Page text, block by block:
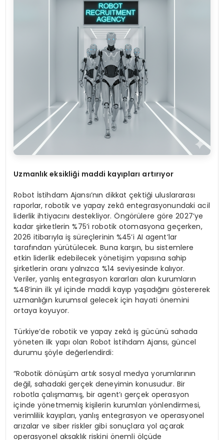
Uzmanlık eksikliği maddi kayıpları artırıyor
Robot İstihdam Ajansı’nın dikkat çektiği uluslararası
raporlar, robotik ve yapay zekâ entegrasyonundaki acil
liderlik ihtiyacını destekliyor. Öngörülere göre 2027’ye
kadar şirketlerin %75’i robotik otomasyona geçerken,
2026 itibarıyla iş süreçlerinin %45’i AI agent’lar
tarafından yürütülecek. Buna karşın, bu sistemlere
etkin liderlik edebilecek yönetişim yapısına sahip
şirketlerin oranı yalnızca %14 seviyesinde kalıyor.
Veriler, yanlış entegrasyon kararları alan kurumların
%48’inin ilk yıl içinde maddi kayıp yaşadığını göstererek
uzmanlığın kurumsal gelecek için hayati önemini
ortaya koyuyor.
Türkiye’de robotik ve yapay zekâ iş gücünü sahada
yöneten ilk yapı olan Robot İstihdam Ajansı, güncel
durumu şöyle değerlendirdi:
“Robotik dönüşüm artık sosyal medya yorumlarının
değil, sahadaki gerçek deneyimin konusudur. Bir
robotla çalışmamış, bir agent’ı gerçek operasyon
içinde yönetmemiş kişilerin kurumları yönlendirmesi,
verimlilik kayıpları, yanlış entegrasyon ve operasyonel
arızalar ve siber riskler gibi sonuçlara yol açarak
operasyonel aksaklık riskini önemli ölçüde